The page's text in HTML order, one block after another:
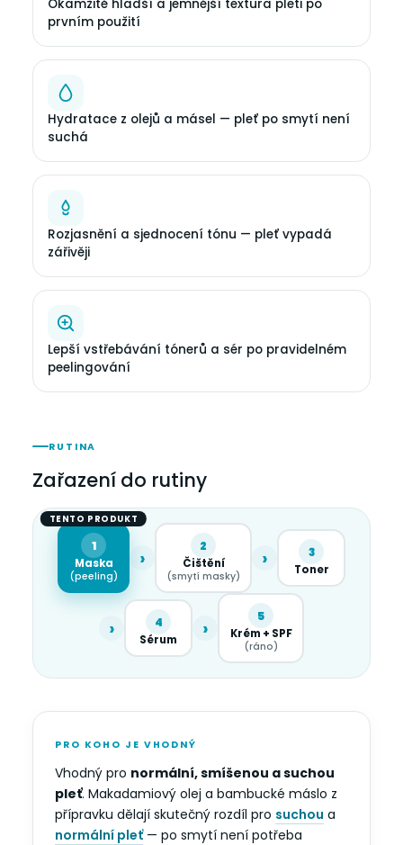
Okamžitě hladší a jemnější textura pleti po
prvním použití
Hydratace z olejů a másel — pleť po smytí není
suchá
Rozjasnění a sjednocení tónu — pleť vypadá
zářivěji
Lepší vstřebávání tónerů a sér po pravidelném
peelingování
RUTINA
Zařazení do rutiny
1
Maska
(peeling)
TENTO PRODUKT
› 2
Čištění
(smytí masky)
› 3
Toner
› 4
Sérum › 5
Krém + SPF
(ráno)
PRO KOHO JE VHODNÝ
Vhodný pro normální, smíšenou a suchou
pleť. Makadamiový olej a bambucké máslo z
přípravku dělají skutečný rozdíl pro suchou a
normální pleť— po smytí není potřeba